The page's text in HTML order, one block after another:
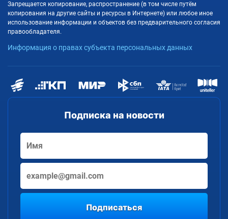
Подписка на новости
Подписаться
Запрещается копирование, распространение (в том числе путём
копирования на другие сайты и ресурсы в Интернете) или любое иное
использование информации и объектов без предварительного согласия
правообладателя.
Информация о правах субъекта персональных данных